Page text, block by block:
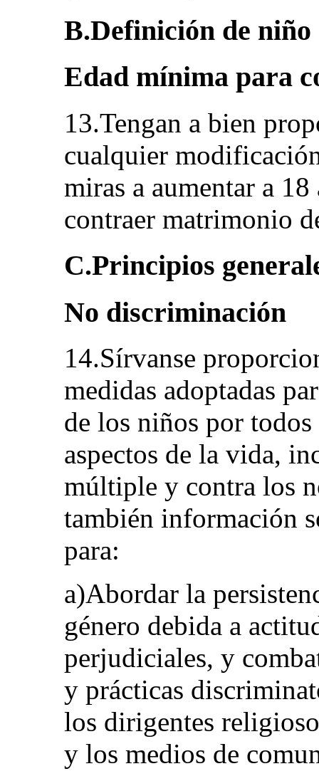
B.Definición de
Edad mínima para
13.Tengan a bien
cualquier
miras a aumentar a
contraer matrimonio
C.Principios
No discriminación
14.Sírvanse
medidas adoptadas
de los niños por
aspectos de la vida,
múltiple y contra los
también información
para:
a)Abordar la
género debida a
perjudiciales, y
y prácticas
los dirigentes
y los medios de